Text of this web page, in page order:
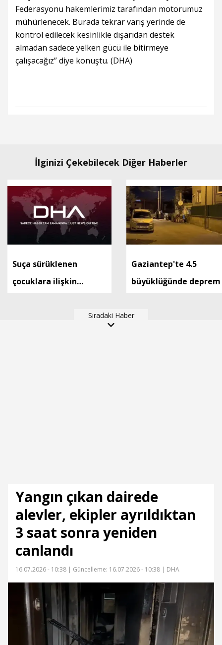
Federasyonu hakemlerimiz tarafından motorumuz
mühürlenecek. Burada tekrar varış yerinde de
kontrol edilecek kesinlikle dışarıdan destek
almadan sadece yelken gücü ile bitirmeye
çalışacağız” diye konuştu. (DHA)
İlginizi Çekebilecek Diğer Haberler
Suça sürüklenen
çocuklara ilişkin
kanun teklifi, TBMM
Gaziantep'te 4.5
büyüklüğünde deprem
Sıradaki Haber
Yangın çıkan dairede
alevler, ekipler ayrıldıktan
3 saat sonra yeniden
canlandı
16.07.2026 - 10:38 | Güncelleme: 16.07.2026 - 10:38 | DHA